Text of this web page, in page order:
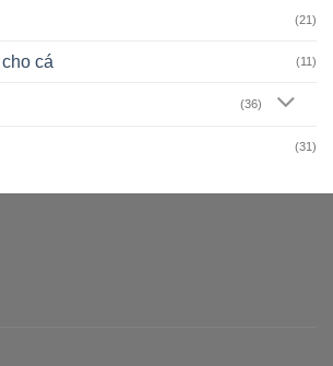
(21)
cá (11)
(36)
(31)